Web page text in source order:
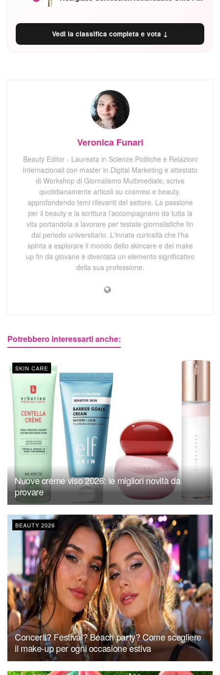
Vedi la classifica completa e vota ↓
Veronica Funari
Beauty Editor - Laureata in Scienze Politiche e Relazioni
Internazionali con master in Digital Marketing e attestato
di Workshop di Giornalismo Multimediale, scrive
quotidianamente articoli su cosmesi e beauty,
approfondendo temi rilevanti del settore. La passione
per il beauty e la scrittura l'accompagnano da tutta la
vita portandola a lavorare per testate giornalistiche fin
dal periodo universitario. L'innata curiosità che l'ha
spinta a esplorare il mondo dello skincare e del make
up fin da giovane è diventata un elemento significativo
della sua professione.
Potrebbero interessarti anche:
SKIN CARE
Nuove creme viso 2026: le migliori novità da
provare
BEAUTY 2026
Concerti? Festival? Beach party? Come scegliere
il make-up per ogni occasione estiva